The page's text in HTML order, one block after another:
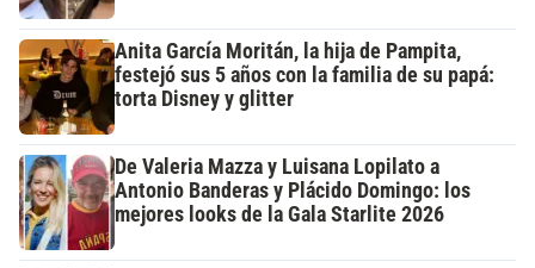
Anita García Moritán, la hija de Pampita,
festejó sus 5 años con la familia de su papá:
torta Disney y glitter
De Valeria Mazza y Luisana Lopilato a
Antonio Banderas y Plácido Domingo: los
mejores looks de la Gala Starlite 2026